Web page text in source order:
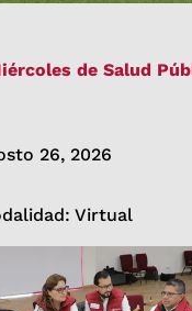
de Salud
26, 2026
Virtual